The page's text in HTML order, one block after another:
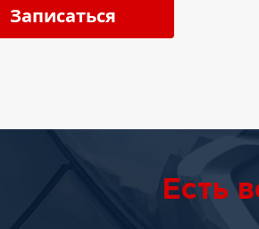
Записаться
Есть